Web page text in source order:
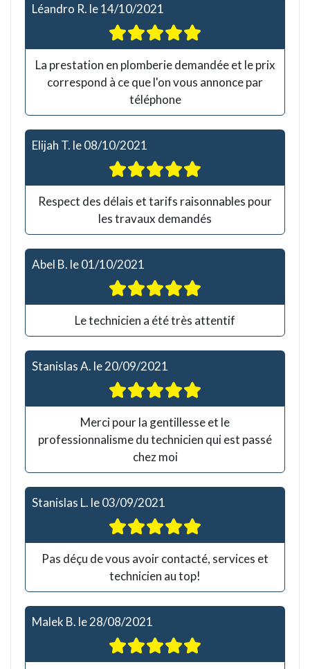
Léandro R. le14/10/2021
La prestation en plomberie demandée et le prix
correspond à ce que l'on vous annonce par
téléphone
Elijah T. le08/10/2021
Respect des délais et tarifs raisonnables pour
les travaux demandés
Abel B. le01/10/2021
Le technicien a été très attentif
Stanislas A. le20/09/2021
Merci pour la gentillesse et le
professionnalisme du technicien qui est passé
chez moi
Stanislas L. le03/09/2021
Pas déçu de vous avoir contacté, services et
technicien au top!
Malek B. le28/08/2021